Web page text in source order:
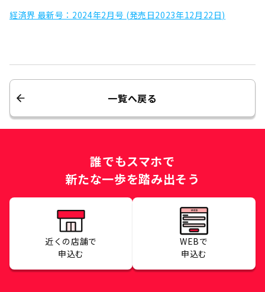
経済界 最新号：2024年2月号 (発売日2023年12月22日)
一覧へ戻る
誰でもスマホで
新たな一歩を踏み出そう
近くの店舗で
申込む
WEBで
申込む